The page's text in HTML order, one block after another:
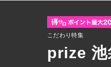
こだわり特集
prize 池